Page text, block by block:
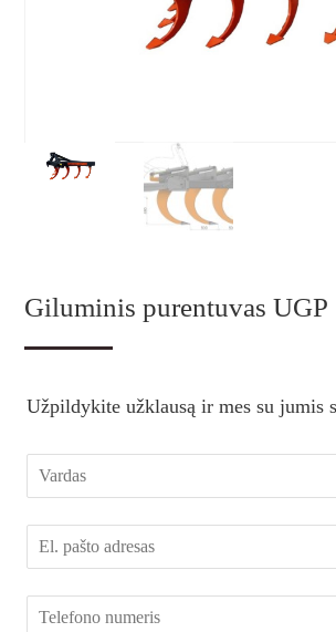
Giluminis purentuvas UGP
Užpildykite užklausą ir mes su jumis